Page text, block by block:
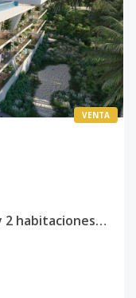
VENTA
Apartamentos Exclusivos de 1 y 2 habitaciones en Bávaro Punta Cana